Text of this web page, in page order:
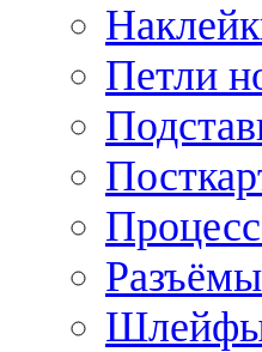
Петли
Разъёмы
Шлейфы